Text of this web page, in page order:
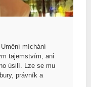
Umění míchání
tajemstvím, ani
úsilí. Lze se mu
právník a